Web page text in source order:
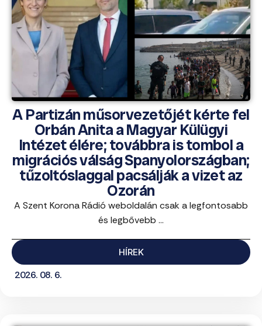
A Partizán műsorvezetőjét kérte fel
Orbán Anita a Magyar Külügyi
Intézet élére; továbbra is tombol a
migrációs válság Spanyolországban;
tűzoltóslaggal pacsálják a vizet az
Ozorán
A Szent Korona Rádió weboldalán csak a legfontosabb
és legbővebb ...
HÍREK
2026. 08. 6.